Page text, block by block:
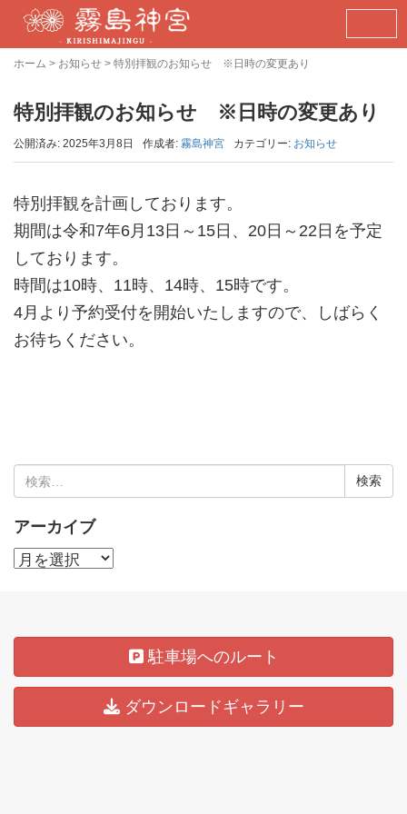
ホーム > お知らせ > 特別拝観のお知らせ ※日時の変更あり
特別拝観のお知らせ ※日時の変更あり
公開済み: 2025年3月8日 作成者: 霧島神宮 カテゴリー: お知らせ
特別拝観を計画しております。
期間は令和7年6月13日～15日、20日～22日を予定
しております。
時間は10時、11時、14時、15時です。
4月より予約受付を開始いたしますので、しばらく
お待ちください。
検
索:
アーカイブ
ア
イ
駐車場へのルート
ダウンロードギャラリー